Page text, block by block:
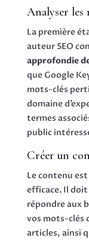
Analyser les
La première
auteur SEO
approfondie
que Google
mots-clés
domaine
termes
public
Créer un
Le contenu
efficace. Il
répondre aux
vos mots-clés
articles, ainsi